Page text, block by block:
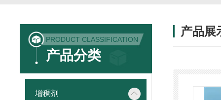
PRODUCT CLASSIFICATION
产品分类
增稠剂
产品展